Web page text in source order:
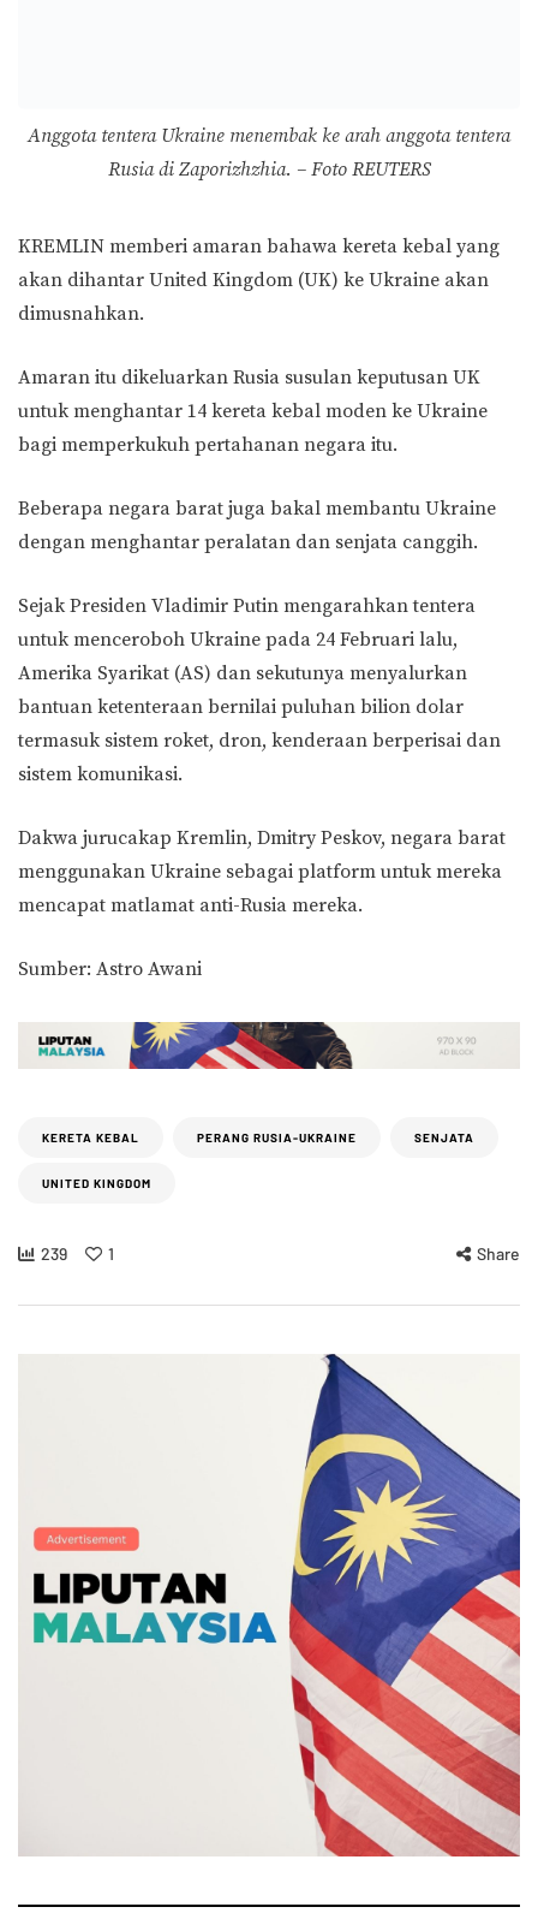
Anggota tentera Ukraine menembak ke arah anggota tentera
Rusia di Zaporizhzhia. – Foto REUTERS
KREMLIN memberi amaran bahawa kereta kebal yang
akan dihantar United Kingdom (UK) ke Ukraine akan
dimusnahkan.
Amaran itu dikeluarkan Rusia susulan keputusan UK
untuk menghantar 14 kereta kebal moden ke Ukraine
bagi memperkukuh pertahanan negara itu.
Beberapa negara barat juga bakal membantu Ukraine
dengan menghantar peralatan dan senjata canggih.
Sejak Presiden Vladimir Putin mengarahkan tentera
untuk menceroboh Ukraine pada 24 Februari lalu,
Amerika Syarikat (AS) dan sekutunya menyalurkan
bantuan ketenteraan bernilai puluhan bilion dolar
termasuk sistem roket, dron, kenderaan berperisai dan
sistem komunikasi.
Dakwa jurucakap Kremlin, Dmitry Peskov, negara barat
menggunakan Ukraine sebagai platform untuk mereka
mencapat matlamat anti-Rusia mereka.
Sumber: Astro Awani
KERETA KEBAL PERANG RUSIA-UKRAINE SENJATA
UNITED KINGDOM
239 1 Share